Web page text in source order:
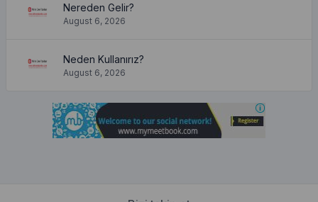
Nereden Gelir?
August 6, 2026
Neden Kullanırız?
August 6, 2026